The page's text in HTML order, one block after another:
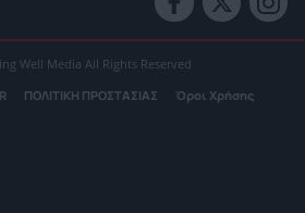
Well Media All Rights Reserved
ΠΟΛΙΤΙΚΗ ΠΡΟΣΤΑΣΙΑΣ Όροι Χρήσης